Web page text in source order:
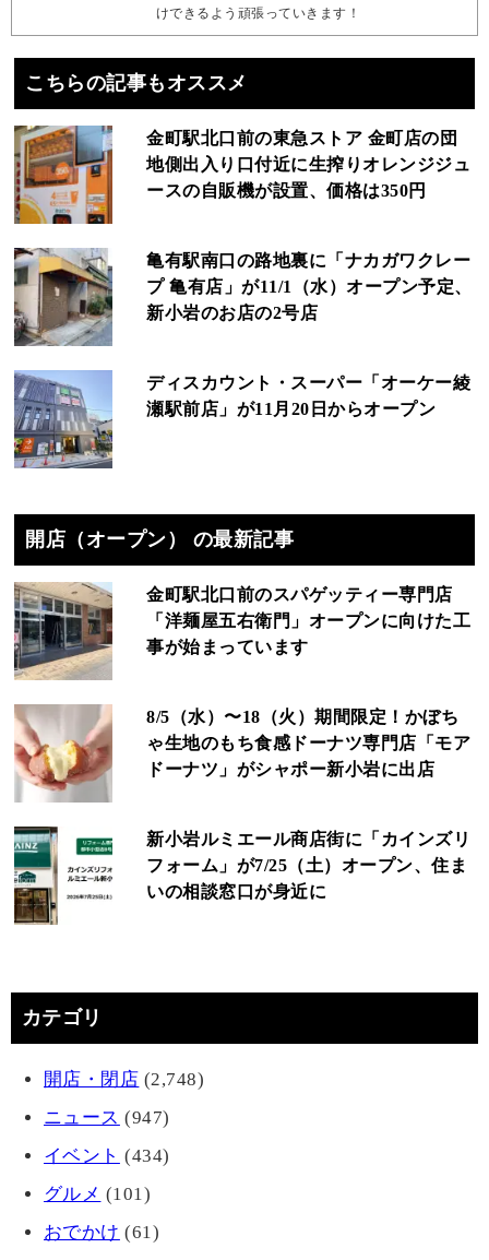
けできるよう頑張っていきます！
こちらの記事もオススメ
金町駅北口前の東急ストア 金町店の団
地側出入り口付近に生搾りオレンジジュ
ースの自販機が設置、価格は350円
亀有駅南口の路地裏に「ナカガワクレー
プ 亀有店」が11/1（水）オープン予定、
新小岩のお店の2号店
ディスカウント・スーパー「オーケー綾
瀬駅前店」が11月20日からオープン
開店（オープン） の最新記事
金町駅北口前のスパゲッティー専門店
「洋麺屋五右衛門」オープンに向けた工
事が始まっています
8/5（水）〜18（火）期間限定！かぼち
ゃ生地のもち食感ドーナツ専門店「モア
ドーナツ」がシャポー新小岩に出店
新小岩ルミエール商店街に「カインズリ
フォーム」が7/25（土）オープン、住ま
いの相談窓口が身近に
カテゴリ
開店・閉店 (2,748)
ニュース (947)
イベント (434)
グルメ (101)
おでかけ (61)